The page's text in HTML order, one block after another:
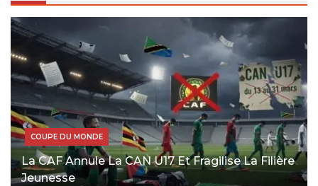
COUPE DU MONDE
La CAF Annule La CAN U17 Et Fragilise La Filière
Jeunesse